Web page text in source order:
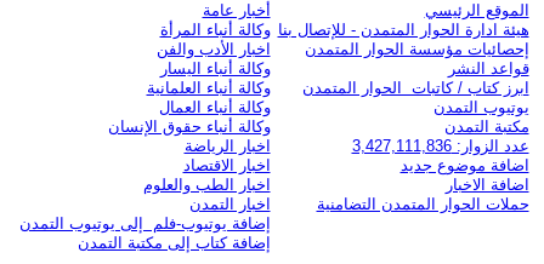
الموقع الرئيسي
هيئة ادارة الحوار المتمدن - للإتصال بنا
إحصائيات مؤسسة الحوار المتمدن
قواعد النشر
ابرز كتاب / كاتبات الحوار المتمدن
يوتيوب التمدن
مكتبة التمدن
عدد الزوار: 3,427,111,836
اضافة موضوع جديد
اضافة الاخبار
حملات الحوار المتمدن التضامنية
أخبار عامة
وكالة أنباء المرأة
اخبار الأدب والفن
وكالة أنباء اليسار
وكالة أنباء العلمانية
وكالة أنباء العمال
وكالة أنباء حقوق الإنسان
اخبار الرياضة
اخبار الاقتصاد
اخبار الطب والعلوم
اخبار التمدن
إضافة يوتيوب-فلم إلى يوتيوب التمدن
إضافة كتاب إلى مكتبة التمدن